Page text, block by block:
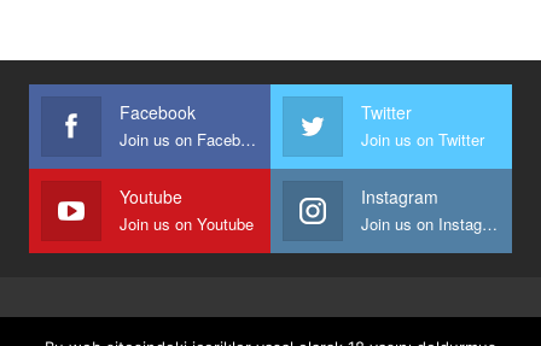
Facebook
Join us on Facebook
Twitter
Join us on Twitter
Youtube
Join us on Youtube
Instagram
Join us on Instagram